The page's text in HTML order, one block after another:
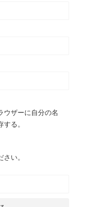
ウザーに自分の名
る。
い。